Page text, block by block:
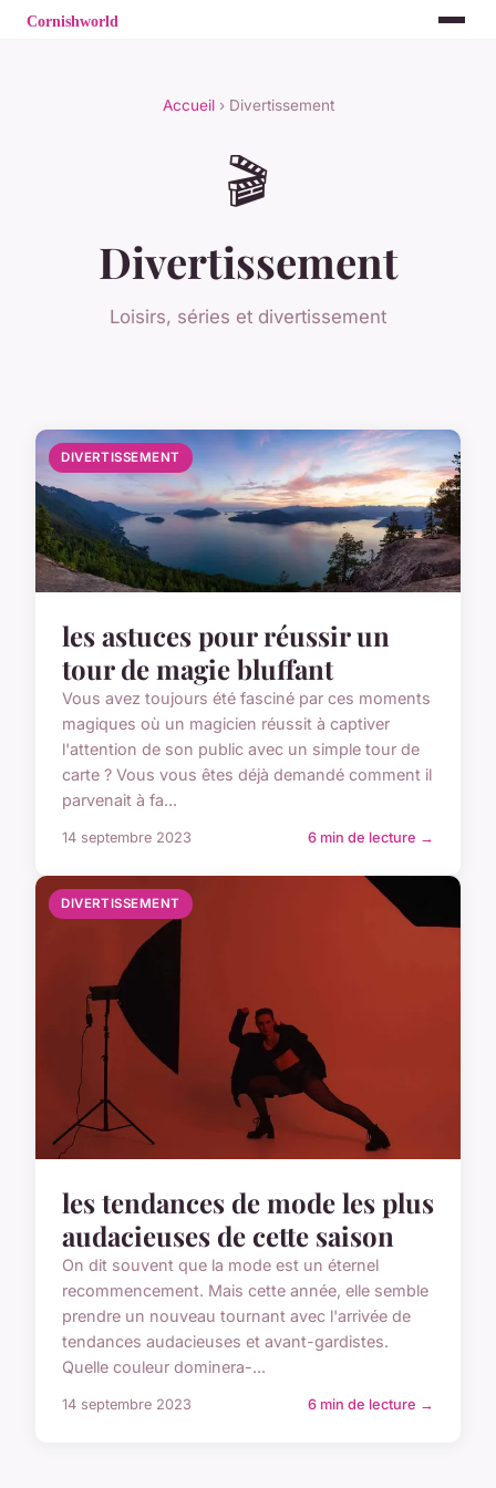
Accueil› Divertissement
🎬
Divertissement
Loisirs, séries et divertissement
DIVERTISSEMENT
les astuces pour réussir un
tour de magie bluffant
Vous avez toujours été fasciné par ces moments
magiques où un magicien réussit à captiver
l'attention de son public avec un simple tour de
carte ? Vous vous êtes déjà demandé comment il
parvenait à fa...
14 septembre 2023 6 min de lecture →
DIVERTISSEMENT
les tendances de mode les plus
audacieuses de cette saison
On dit souvent que la mode est un éternel
recommencement. Mais cette année, elle semble
prendre un nouveau tournant avec l'arrivée de
tendances audacieuses et avant-gardistes.
Quelle couleur dominera-...
14 septembre 2023 6 min de lecture →